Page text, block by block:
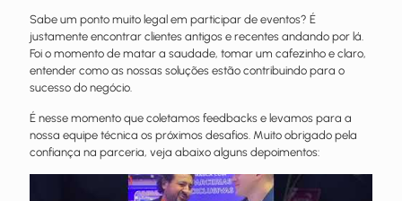
Sabe um ponto muito legal em participar de eventos? É
justamente encontrar clientes antigos e recentes andando por lá.
Foi o momento de matar a saudade, tomar um cafezinho e claro,
entender como as nossas soluções estão contribuindo para o
sucesso do negócio.
É nesse momento que coletamos feedbacks e levamos para a
nossa equipe técnica os próximos desafios. Muito obrigado pela
confiança na parceria, veja abaixo alguns depoimentos: